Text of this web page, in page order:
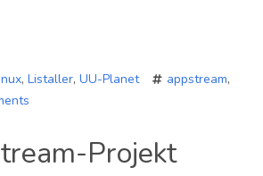
, Listaller, UU-Planet appstream,
Zukunft
Projekt